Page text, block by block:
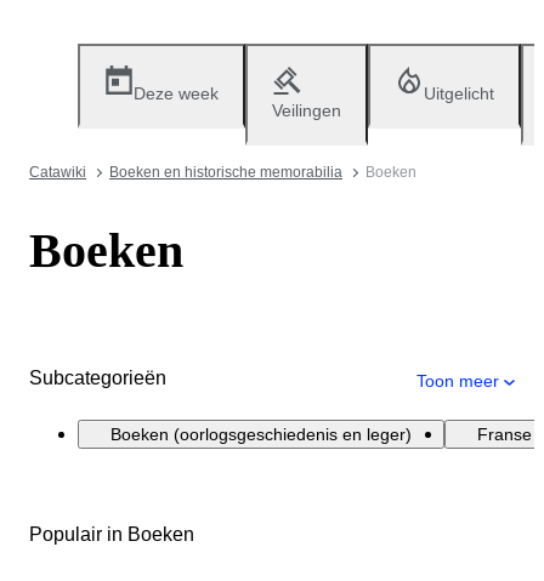
Deze week
Veilingen
Uitgelicht
Catawiki Boeken en historische memorabilia Boeken
Boeken
Subcategorieën Toon meer
Boeken (oorlogsgeschiedenis en leger) Franse
Populair in Boeken